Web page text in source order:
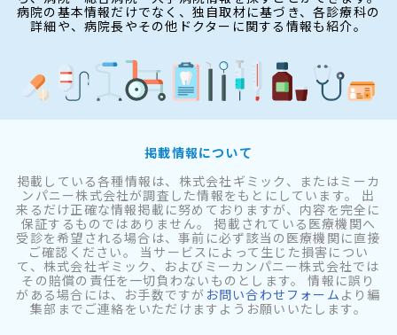
病院の基本情報だけでなく、独自取材に基づき、各診療科の
詳細や、病院長やその他ドクターに関する情報も紹介。
掲載情報について
掲載している各種情報は、株式会社ギミック、またはミーカ
ンパニー株式会社が調査した情報をもとにしています。 出
来るだけ正確な情報掲載に努めておりますが、内容を完全に
保証するものではありません。 掲載されている医療機関へ
受診を希望される場合は、事前に必ず該当の医療機関に直接
ご確認ください。 当サービスによって生じた損害につい
て、株式会社ギミック、およびミーカンパニー株式会社では
その賠償の責任を一切負わないものとします。 情報に誤り
がある場合には、お手数ですが お問い合わせフォーム より編
集部までご連絡をいただけますようお願いいたします。